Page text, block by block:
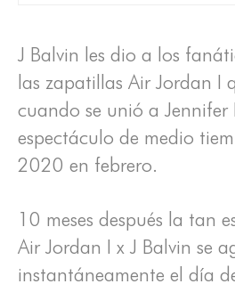
J Balvin les dio a los
las zapatillas Air Jordan I
cuando se unió a Jennifer
espectáculo de medio
2020 en febrero.
10 meses después la tan
Air Jordan I x J Balvin se
instantáneamente el día